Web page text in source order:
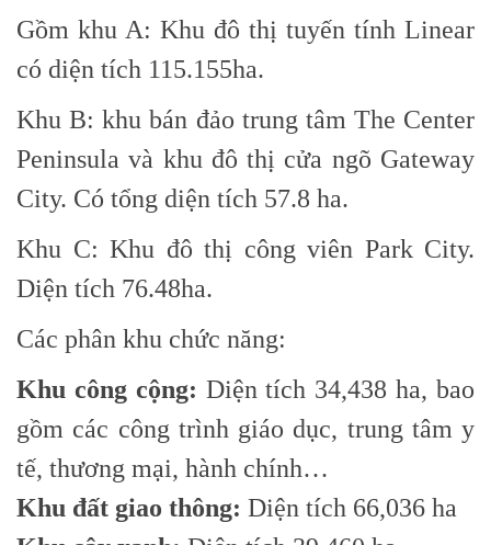
Gồm khu A: Khu đô thị tuyến tính Linear
có diện tích 115.155ha.
Khu B: khu bán đảo trung tâm The Center
Peninsula và khu đô thị cửa ngõ Gateway
City. Có tổng diện tích 57.8 ha.
Khu C: Khu đô thị công viên Park City.
Diện tích 76.48ha.
Các phân khu chức năng:
Khu công cộng: Diện tích 34,438 ha, bao
gồm các công trình giáo dục, trung tâm y
tế, thương mại, hành chính…
Khu đất giao thông: Diện tích 66,036 ha